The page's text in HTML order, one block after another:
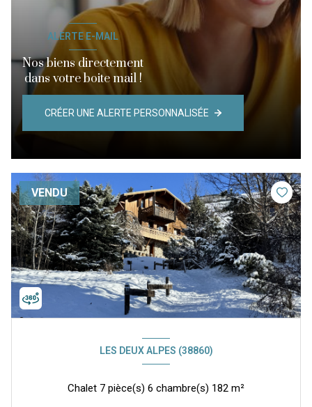
ALERTE E-MAIL
Nos biens directement
dans votre boite mail !
CRÉER UNE ALERTE PERSONNALISÉE
VENDU
LES DEUX ALPES (38860)
Chalet 7 pièce(s) 6 chambre(s) 182 m²